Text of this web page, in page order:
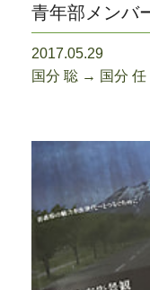
青年部メンバ
2017.05.29
国分 聡 → 国分 任